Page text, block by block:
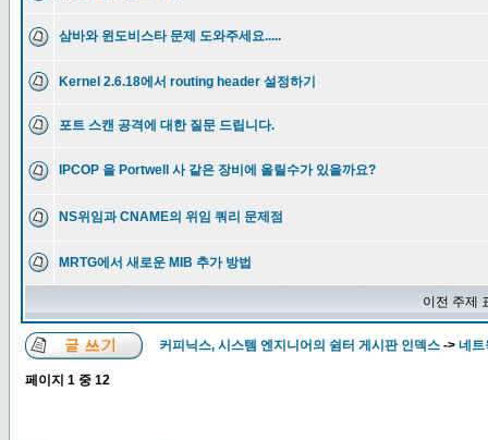
삼바와 윈도비스타 문제 도와주세요.....
Kernel 2.6.18에서 routing header 설정하기
포트 스캔 공격에 대한 질문 드립니다.
IPCOP 을 Portwell 사 같은 장비에 올릴수가 있을까요?
NS위임과 CNAME의 위임 쿼리 문제점
MRTG에서 새로운 MIB 추가 방법
이전 주제
커피닉스, 시스템 엔지니어의 쉼터 게시판 인덱스 -> 네트
페이지 1 중 12